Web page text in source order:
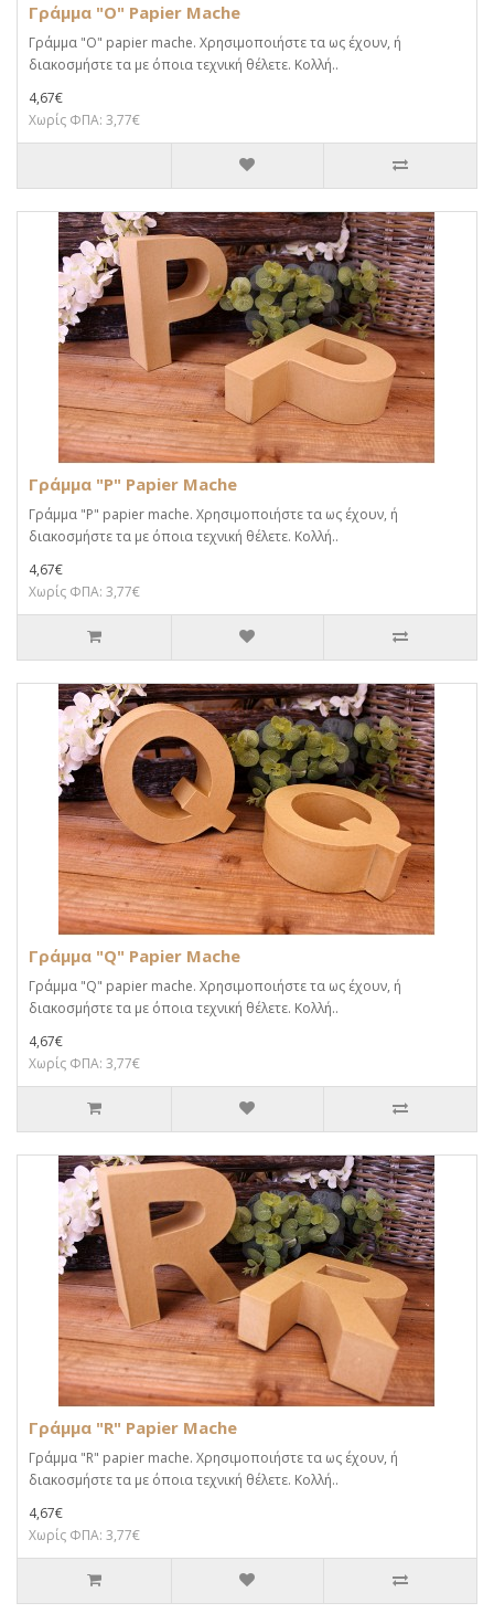
Γράμμα "O" Papier Mache
Γράμμα "O" papier mache. Xρησιμοποιήστε τα ως έχουν, ή
διακοσμήστε τα με όποια τεχνική θέλετε. Κολλή..
4,67€
Χωρίς ΦΠΑ: 3,77€
Γράμμα "P" Papier Mache
Γράμμα "P" papier mache. Xρησιμοποιήστε τα ως έχουν, ή
διακοσμήστε τα με όποια τεχνική θέλετε. Κολλή..
4,67€
Χωρίς ΦΠΑ: 3,77€
Γράμμα "Q" Papier Mache
Γράμμα "Q" papier mache. Xρησιμοποιήστε τα ως έχουν, ή
διακοσμήστε τα με όποια τεχνική θέλετε. Κολλή..
4,67€
Χωρίς ΦΠΑ: 3,77€
Γράμμα "R" Papier Mache
Γράμμα "R" papier mache. Xρησιμοποιήστε τα ως έχουν, ή
διακοσμήστε τα με όποια τεχνική θέλετε. Κολλή..
4,67€
Χωρίς ΦΠΑ: 3,77€